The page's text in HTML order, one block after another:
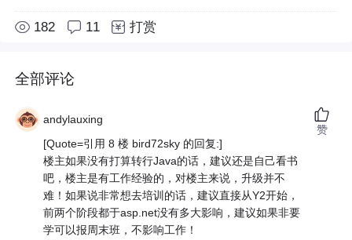
182 11 打赏
全部评论
andylauxing
[Quote=引用 8 楼 bird72sky 的回复:]
楼主如果没有打算转行Java的话，建议还是自己看书
吧，楼主是有工作经验的，对楼主来说，升级并不
难！如果说非常想去培训的话，建议直接从Y2开始，
前两个阶段都于asp.net没有多大影响，建议如果非要
学可以报周末班，不影响工作！
赞